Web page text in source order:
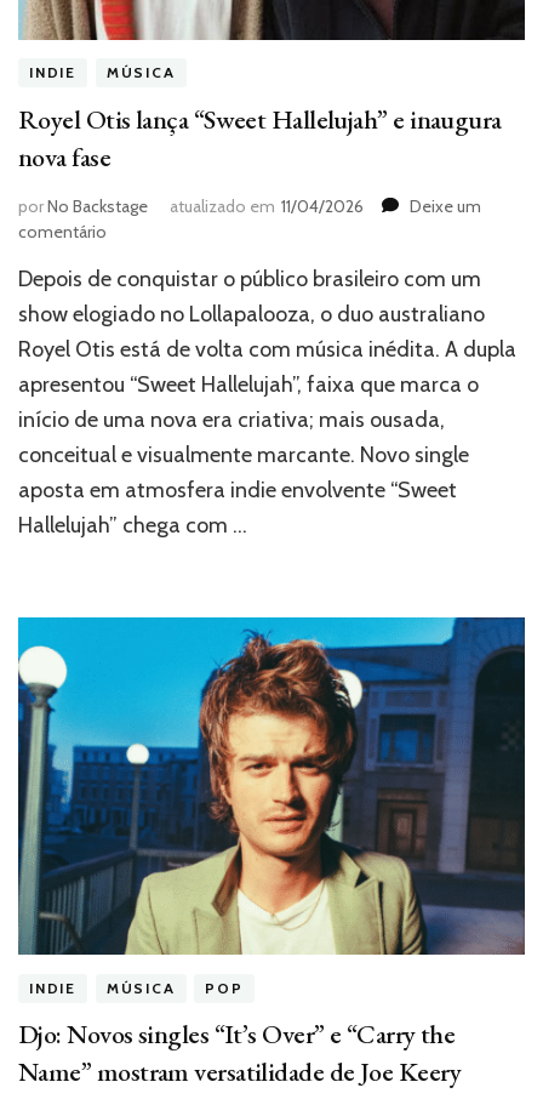
INDIE MÚSICA
Royel Otis lança “Sweet Hallelujah” e inaugura
nova fase
porNo Backstage atualizado em 11/04/2026
Deixe um
comentário
Otis
lança
“Sweet
Hallelujah”
e
nova
fase
Depois de conquistar o público brasileiro com um
show elogiado no Lollapalooza, o duo australiano
Royel Otis está de volta com música inédita. A dupla
apresentou “Sweet Hallelujah”, faixa que marca o
início de uma nova era criativa; mais ousada,
conceitual e visualmente marcante. Novo single
aposta em atmosfera indie envolvente “Sweet
Hallelujah” chega com …
INDIE MÚSICA POP
Djo: Novos singles “It’s Over” e “Carry the
Name” mostram versatilidade de Joe Keery